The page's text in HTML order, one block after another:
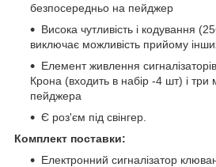
безпосередньо на пейджер
Висока чутливість і кодування
виключає можливість прийому
Елемент живлення
Крона (входить в набір -4 шт) і три
пейджера
Є роз'єм під свінгер.
Комплект поставки:
Електронний сигналізатор